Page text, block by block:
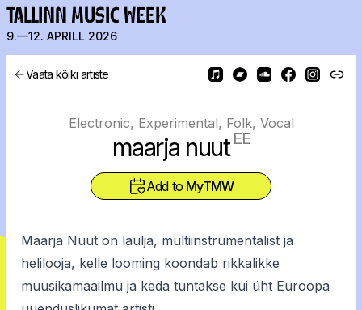
TALLINN MUSIC WEEK
9.—12. APRILL 2026
Vaata kõiki artiste
Electronic, Experimental, Folk, Vocal
maarja nuut EE
Add to MyTMW
Maarja Nuut on laulja, multiinstrumentalist ja
helilooja, kelle looming koondab rikkalikke
muusikamaailmu ja keda tuntakse kui üht Euroopa